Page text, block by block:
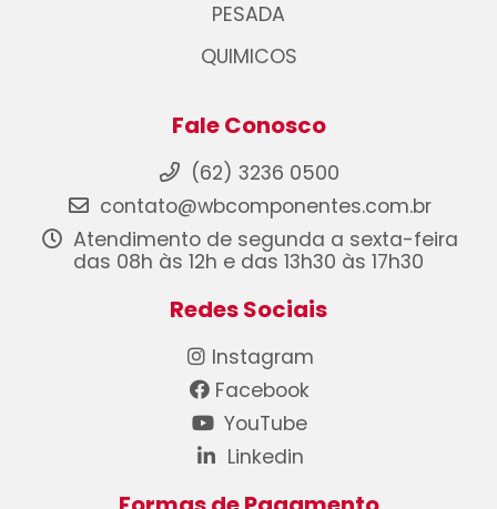
PESADA
QUIMICOS
Fale Conosco
(62) 3236 0500
contato@wbcomponentes.com.br
Atendimento de segunda a sexta-feira
das 08h às 12h e das 13h30 às 17h30
Redes Sociais
Instagram
Facebook
YouTube
Linkedin